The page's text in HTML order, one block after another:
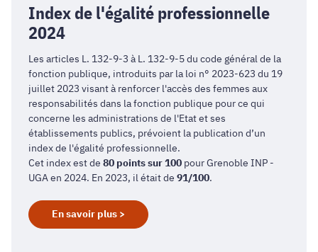
Index de l'égalité professionnelle
2024
Les articles L. 132-9-3 à L. 132-9-5 du code général de la
fonction publique, introduits par la loi n° 2023-623 du 19
juillet 2023 visant à renforcer l'accès des femmes aux
responsabilités dans la fonction publique pour ce qui
concerne les administrations de l'Etat et ses
établissements publics, prévoient la publication d’un
index de l'égalité professionnelle.
Cet index est de 80 points sur 100 pour Grenoble INP -
UGA en 2024. En 2023, il était de 91/100.
En savoir plus >